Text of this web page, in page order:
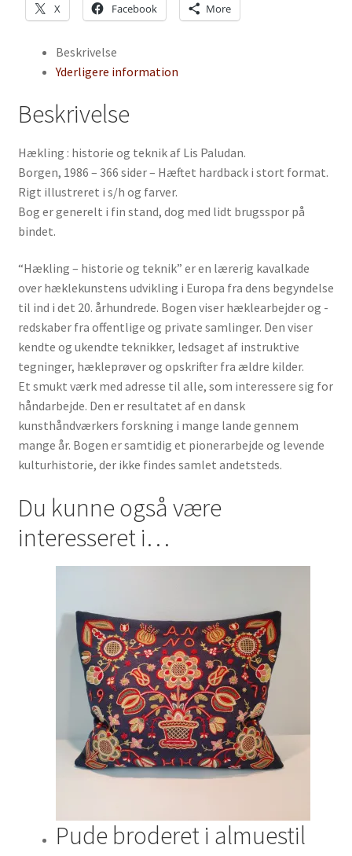
X Facebook More
Beskrivelse
Yderligere information
Beskrivelse
Hækling : historie og teknik af Lis Paludan.
Borgen, 1986 – 366 sider – Hæftet hardback i stort format.
Rigt illustreret i s/h og farver.
Bog er generelt i fin stand, dog med lidt brugsspor på
bindet.
“Hækling – historie og teknik” er en lærerig kavalkade
over hæklekunstens udvikling i Europa fra dens begyndelse
til ind i det 20. århundrede. Bogen viser hæklearbejder og -
redskaber fra offentlige og private samlinger. Den viser
kendte og ukendte teknikker, ledsaget af instruktive
tegninger, hækleprøver og opskrifter fra ældre kilder.
Et smukt værk med adresse til alle, som interessere sig for
håndarbejde. Den er resultatet af en dansk
kunsthåndværkers forskning i mange lande gennem
mange år. Bogen er samtidig et pionerarbejde og levende
kulturhistorie, der ikke findes samlet andetsteds.
Du kunne også være
interesseret i…
Pude broderet i almuestil